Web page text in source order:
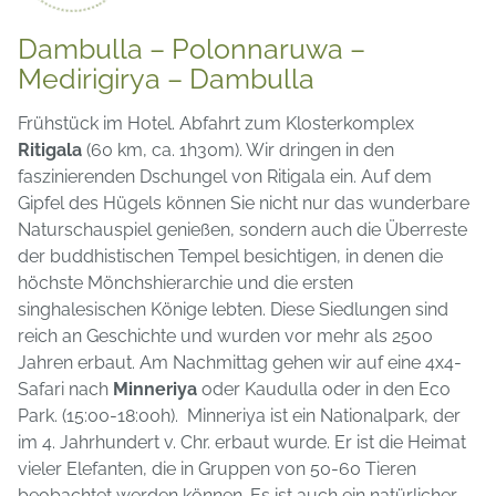
Dambulla – Polonnaruwa –
Medirigirya – Dambulla
Frühstück im Hotel. Abfahrt zum Klosterkomplex
Ritigala (60 km, ca. 1h30m). Wir dringen in den
faszinierenden Dschungel von Ritigala ein. Auf dem
Gipfel des Hügels können Sie nicht nur das wunderbare
Naturschauspiel genießen, sondern auch die Überreste
der buddhistischen Tempel besichtigen, in denen die
höchste Mönchshierarchie und die ersten
singhalesischen Könige lebten. Diese Siedlungen sind
reich an Geschichte und wurden vor mehr als 2500
Jahren erbaut. Am Nachmittag gehen wir auf eine 4x4-
Safari nach Minneriya oder Kaudulla oder in den Eco
Park. (15:00-18:00h). Minneriya ist ein Nationalpark, der
im 4. Jahrhundert v. Chr. erbaut wurde. Er ist die Heimat
vieler Elefanten, die in Gruppen von 50-60 Tieren